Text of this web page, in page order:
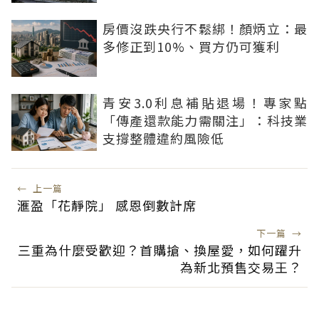
房價沒跌央行不鬆綁！顏炳立：最
多修正到10%、買方仍可獲利
青安3.0利息補貼退場！專家點
「傳產還款能力需關注」：科技業
支撐整體違約風險低
← 上一篇
滙盈「花靜院」 感恩倒數計席
下一篇 →
三重為什麼受歡迎？首購搶、換屋愛，如何躍升
為新北預售交易王？